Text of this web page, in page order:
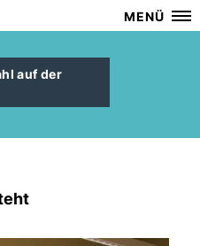
MENÜ
auf der